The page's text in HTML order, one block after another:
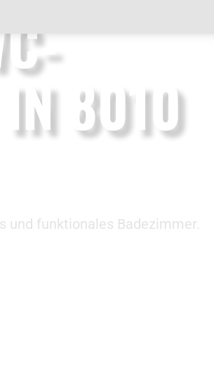
IN 8010
und funktionales Badezimmer.